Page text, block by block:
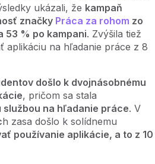
ukázali, že kampaň
značky Práca za rohom zo
53 % po kampani. Zvýšila tiež
aplikáciu na hľadanie práce z 8
došlo k dvojnásobnému
, pričom sa stala
na hľadanie práce. V
h zasa došlo k solídnemu
používanie aplikácie, a to z 10